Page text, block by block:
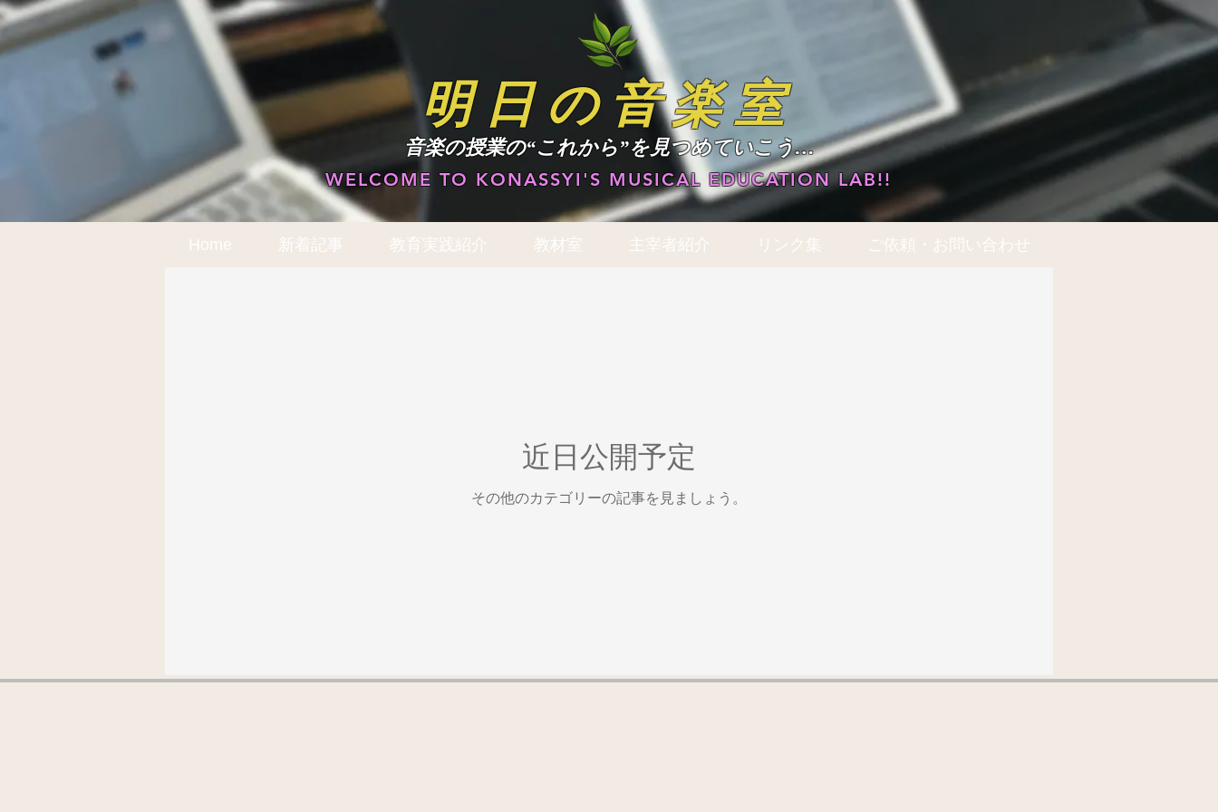
明日の音楽室
​音楽の授業の“これから”を見つめていこう…
WELCOME TO KONASSYI'S MUSICAL EDUCATION LAB!!
Home 新着記事 教育実践紹介 教材室 主宰者紹介 リンク集 ご依頼・お問い合わせ
近日公開予定
その他のカテゴリーの記事を見ましょう。